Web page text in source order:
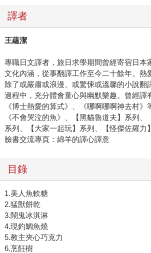
譯者
王蘊潔
專職日文譯者，旅日求學期間曾經寄宿日本
文化內涵，從事翻譯工作至今二十餘年。熱
除了或嚴肅或浪漫、或驚悚或溫馨的小說翻
過程中，充分體會童心與幽默樂趣。曾經譯
《博士熱愛的算式》、《哪啊哪啊神去村
《不會哭泣的魚》、【黑貓魯道夫】系列、
系列、【大家一起玩】系列、【怪傑佐羅力
臉書交流專頁：綿羊的譯心譯意
目錄
1.美人魚軟糖
2.猛獸餅乾
3.鬧鬼冰淇淋
4.現釣鯛魚燒
5.教主夾心巧克力
6.烹飪樹